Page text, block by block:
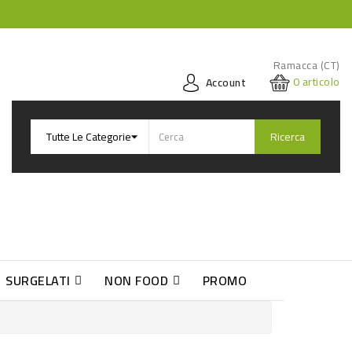
Ramacca (CT)
Account
0articolo
Ricerca
SURGELATI NON FOOD PROMO